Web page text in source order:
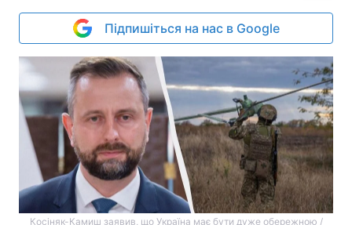
Підпишіться на нас в Google
Косіняк-Камиш заявив, що Україна має бути дуже обережною /